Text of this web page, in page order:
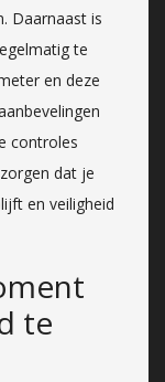
Daarnaast is
te
en deze
controles
dat je
en veiligheid
te